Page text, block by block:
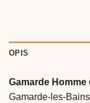
OPIS
Gamarde
Gamarde-les-